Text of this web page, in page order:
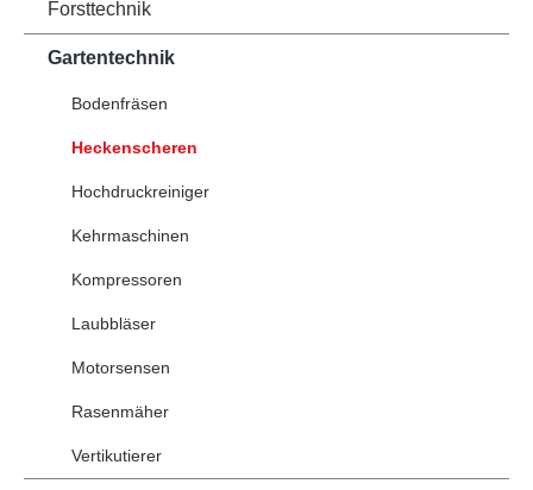
Forsttechnik
Gartentechnik
Bodenfräsen
Heckenscheren
Hochdruckreiniger
Kehrmaschinen
Kompressoren
Laubbläser
Motorsensen
Rasenmäher
Vertikutierer